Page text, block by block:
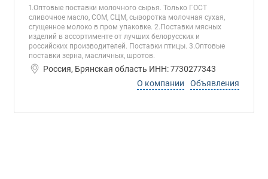
1.Оптовые поставки молочного сырья. Только ГОСТ
сливочное масло, СОМ, СЦМ, сыворотка молочная сухая,
сгущенное молоко в пром упаковке. 2.Поставки мясных
изделий в ассортименте от лучших белорусских и
российских производителей. Поставки птицы. 3.Оптовые
поставки зерна, масличных, шротов.
Россия, Брянская область ИНН: 7730277343
О компании
Объявления